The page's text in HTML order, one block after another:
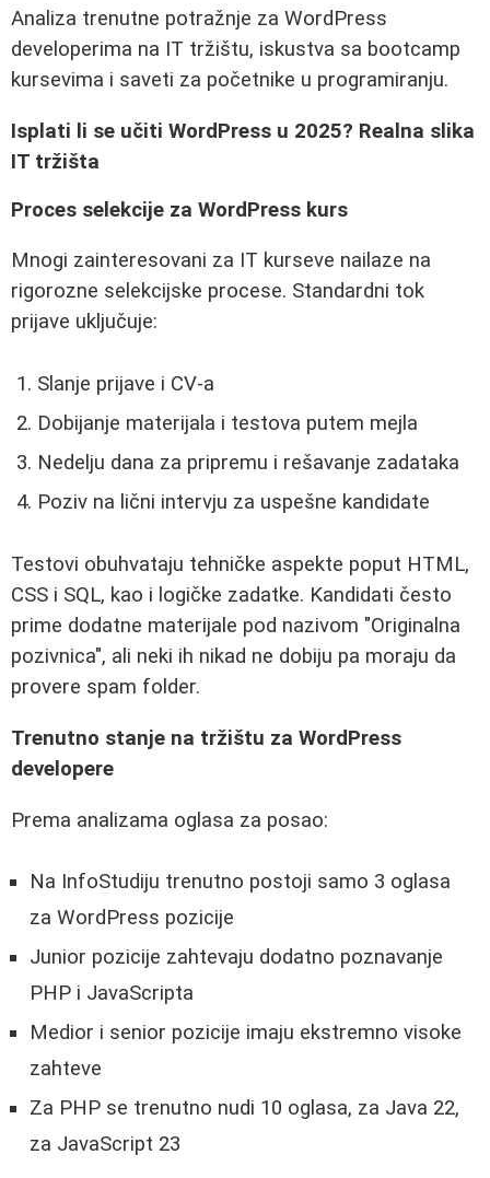
Analiza trenutne potražnje za WordPress
developerima na IT tržištu, iskustva sa bootcamp
kursevima i saveti za početnike u programiranju.
Isplati li se učiti WordPress u 2025? Realna slika
IT tržišta
Proces selekcije za WordPress kurs
Mnogi zainteresovani za IT kurseve nailaze na
rigorozne selekcijske procese. Standardni tok
prijave uključuje:
Slanje prijave i CV-a
Dobijanje materijala i testova putem mejla
Nedelju dana za pripremu i rešavanje zadataka
Poziv na lični intervju za uspešne kandidate
Testovi obuhvataju tehničke aspekte poput HTML,
CSS i SQL, kao i logičke zadatke. Kandidati često
prime dodatne materijale pod nazivom "Originalna
pozivnica", ali neki ih nikad ne dobiju pa moraju da
provere spam folder.
Trenutno stanje na tržištu za WordPress
developere
Prema analizama oglasa za posao:
Na InfoStudiju trenutno postoji samo 3 oglasa
za WordPress pozicije
Junior pozicije zahtevaju dodatno poznavanje
PHP i JavaScripta
Medior i senior pozicije imaju ekstremno visoke
zahteve
Za PHP se trenutno nudi 10 oglasa, za Java 22,
za JavaScript 23